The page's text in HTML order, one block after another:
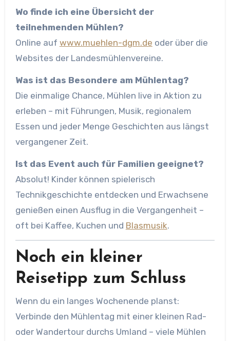
Wo finde ich eine Übersicht der
teilnehmenden Mühlen?
Online auf www.muehlen-dgm.de oder über die
Websites der Landesmühlenvereine.
Was ist das Besondere am Mühlentag?
Die einmalige Chance, Mühlen live in Aktion zu
erleben – mit Führungen, Musik, regionalem
Essen und jeder Menge Geschichten aus längst
vergangener Zeit.
Ist das Event auch für Familien geeignet?
Absolut! Kinder können spielerisch
Technikgeschichte entdecken und Erwachsene
genießen einen Ausflug in die Vergangenheit –
oft bei Kaffee, Kuchen und Blasmusik.
Noch ein kleiner
Reisetipp zum Schluss
Wenn du ein langes Wochenende planst:
Verbinde den Mühlentag mit einer kleinen Rad-
oder Wandertour durchs Umland – viele Mühlen